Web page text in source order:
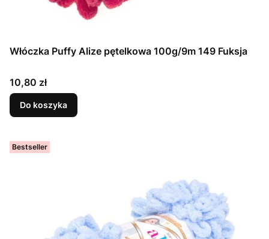
Włóczka Puffy Alize pętelkowa 100g/9m 149 Fuksja
Cena
10,80 zł
Do koszyka
Bestseller